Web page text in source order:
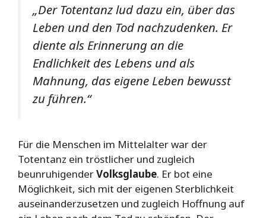
„Der Totentanz lud dazu ein, über das
Leben und den Tod nachzudenken. Er
diente als Erinnerung an die
Endlichkeit des Lebens und als
Mahnung, das eigene Leben bewusst
zu führen.“
Für die Menschen im Mittelalter war der
Totentanz ein tröstlicher und zugleich
beunruhigenderVolksglaube. Er bot eine
Möglichkeit, sich mit der eigenen Sterblichkeit
auseinanderzusetzen und zugleich Hoffnung auf